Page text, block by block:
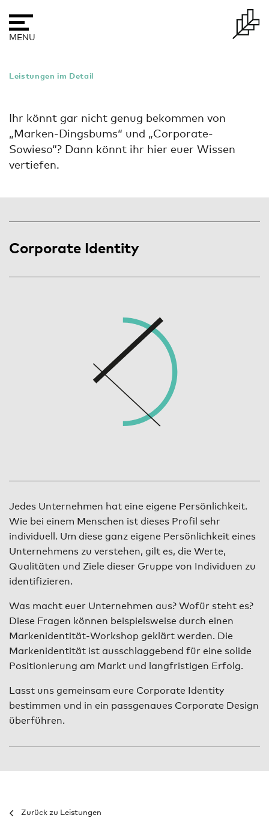
to
content
MENU
Leistungen im Detail
Ihr könnt gar nicht genug bekommen von
„Marken-Dingsbums“ und „Corporate-
Sowieso“? Dann könnt ihr hier euer Wissen
vertiefen.
Corporate Identity
Jedes Unternehmen hat eine eigene Persönlichkeit.
Wie bei einem Menschen ist dieses Profil sehr
individuell. Um diese ganz eigene Persönlichkeit eines
Unternehmens zu verstehen, gilt es, die Werte,
Qualitäten und Ziele dieser Gruppe von Individuen zu
identifizieren.
Was macht euer Unternehmen aus? Wofür steht es?
Diese Fragen können beispielsweise durch einen
Markenidentität-Workshop geklärt werden. Die
Markenidentität ist ausschlaggebend für eine solide
Positionierung am Markt und langfristigen Erfolg.
Lasst uns gemeinsam eure Corporate Identity
bestimmen und in ein passgenaues Corporate Design
überführen.
Zurück zu Leistungen